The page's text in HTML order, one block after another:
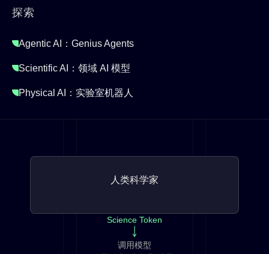
探索
Agentic AI：Genius Agents
Scientific AI​：领域 AI 模型
Physical AI：实验室机器人
人类科学家
Science Token
调用模型